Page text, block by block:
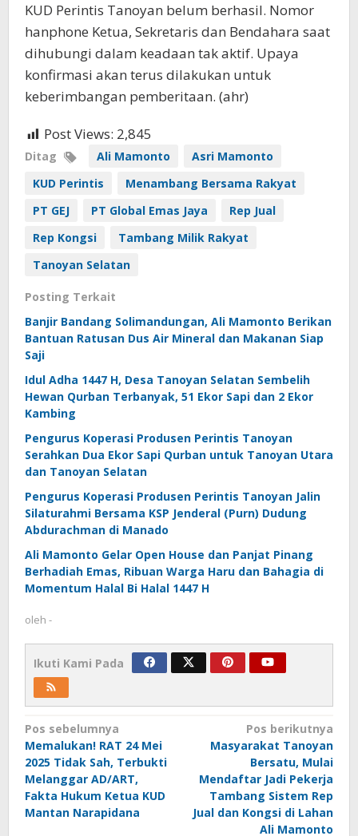
KUD Perintis Tanoyan belum berhasil. Nomor
hanphone Ketua, Sekretaris dan Bendahara saat
dihubungi dalam keadaan tak aktif. Upaya
konfirmasi akan terus dilakukan untuk
keberimbangan pemberitaan. (ahr)
Post Views: 2,845
Ditag Ali Mamonto
Asri Mamonto
KUD Perintis
Menambang Bersama Rakyat
PT GEJ
PT Global Emas Jaya
Rep Jual
Rep Kongsi
Tambang Milik Rakyat
Tanoyan Selatan
Posting Terkait
Banjir Bandang Solimandungan, Ali Mamonto Berikan
Bantuan Ratusan Dus Air Mineral dan Makanan Siap
Saji
Idul Adha 1447 H, Desa Tanoyan Selatan Sembelih
Hewan Qurban Terbanyak, 51 Ekor Sapi dan 2 Ekor
Kambing
Pengurus Koperasi Produsen Perintis Tanoyan
Serahkan Dua Ekor Sapi Qurban untuk Tanoyan Utara
dan Tanoyan Selatan
Pengurus Koperasi Produsen Perintis Tanoyan Jalin
Silaturahmi Bersama KSP Jenderal (Purn) Dudung
Abdurachman di Manado
Ali Mamonto Gelar Open House dan Panjat Pinang
Berhadiah Emas, Ribuan Warga Haru dan Bahagia di
Momentum Halal Bi Halal 1447 H
oleh -
Ikuti Kami Pada
Navigasi
pos
Pos sebelumnya
Memalukan! RAT 24 Mei
2025 Tidak Sah, Terbukti
Melanggar AD/ART,
Fakta Hukum Ketua KUD
Mantan Narapidana
Pos berikutnya
Masyarakat Tanoyan
Bersatu, Mulai
Mendaftar Jadi Pekerja
Tambang Sistem Rep
Jual dan Kongsi di Lahan
Ali Mamonto